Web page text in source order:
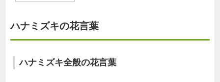
ハナミズキの花言葉
ハナミズキ全般の花言葉